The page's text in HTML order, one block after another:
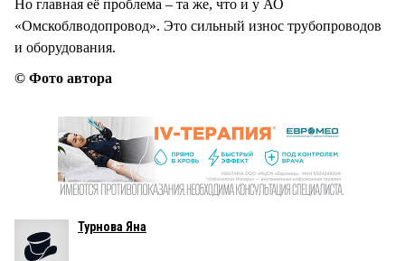
Но главная её проблема – та же, что и у АО
«Омскоблводопровод». Это сильный износ трубопроводов
и оборудования.
© Фото автора
Турнова Яна